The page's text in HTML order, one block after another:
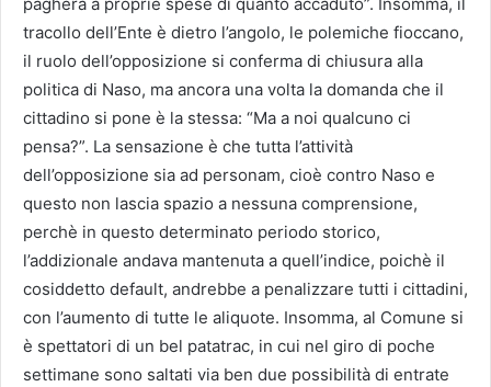
pagherà a proprie spese di quanto accaduto”. Insomma, il
tracollo dell’Ente è dietro l’angolo, le polemiche fioccano,
il ruolo dell’opposizione si conferma di chiusura alla
politica di Naso, ma ancora una volta la domanda che il
cittadino si pone è la stessa: “Ma a noi qualcuno ci
pensa?”. La sensazione è che tutta l’attività
dell’opposizione sia ad personam, cioè contro Naso e
questo non lascia spazio a nessuna comprensione,
perchè in questo determinato periodo storico,
l’addizionale andava mantenuta a quell’indice, poichè il
cosiddetto default, andrebbe a penalizzare tutti i cittadini,
con l’aumento di tutte le aliquote. Insomma, al Comune si
è spettatori di un bel patatrac, in cui nel giro di poche
settimane sono saltati via ben due possibilità di entrate